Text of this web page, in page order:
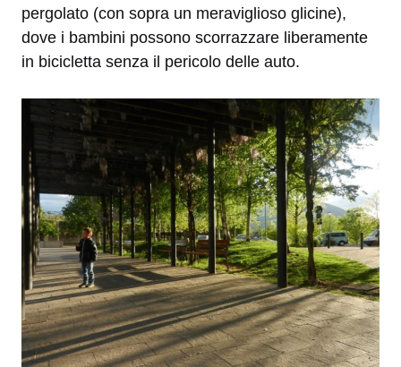
pergolato (con sopra un meraviglioso glicine),
dove i bambini possono scorrazzare liberamente
in bicicletta senza il pericolo delle auto.